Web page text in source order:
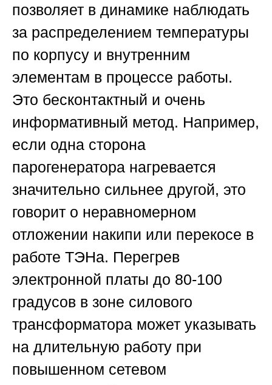
позволяет в динамике наблюдать
за распределением температуры
по корпусу и внутренним
элементам в процессе работы.
Это бесконтактный и очень
информативный метод. Например,
если одна сторона
парогенератора нагревается
значительно сильнее другой, это
говорит о неравномерном
отложении накипи или перекосе в
работе ТЭНа. Перегрев
электронной платы до 80-100
градусов в зоне силового
трансформатора может указывать
на длительную работу при
повышенном сетевом